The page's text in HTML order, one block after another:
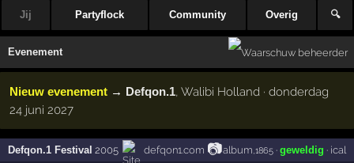
Jij Partyflock Community Overig 🔍
Evenement
Nieuw evenement → Defqon.1, Walibi Holland · donderdag
24 juni 2027
Defqon.1 Festival 2005 defqon1.com 📷album ,1865· geweldig · ical